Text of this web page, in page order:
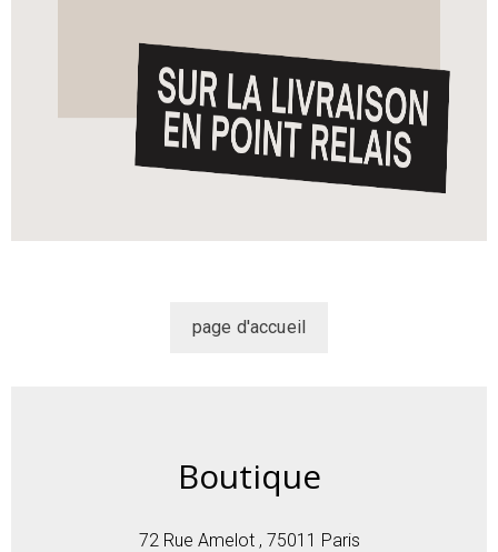
Boutique
72 Rue Amelot , 75011 Paris